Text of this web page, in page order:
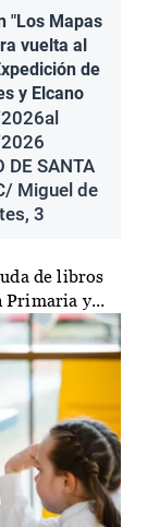
"Los Mapas
vuelta al
de
y Elcano
al
DE SANTA
Miguel de
3
de libros
Primaria y...